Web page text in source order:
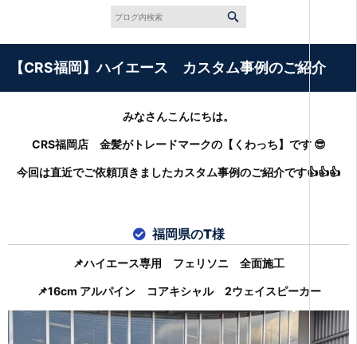
【CRS福岡】ハイエース カスタム事例のご紹介
みなさんこんにちは。
CRS福岡店 金髪がトレードマークの【くわっち】です 😎
今回は直近でご依頼頂きましたカスタム事例のご紹介です👍👍👍
福岡県のT様
📌ハイエース専用 フェリソニ 全面施工
📌16cm アルパイン コアキシャル 2ウェイスピーカー